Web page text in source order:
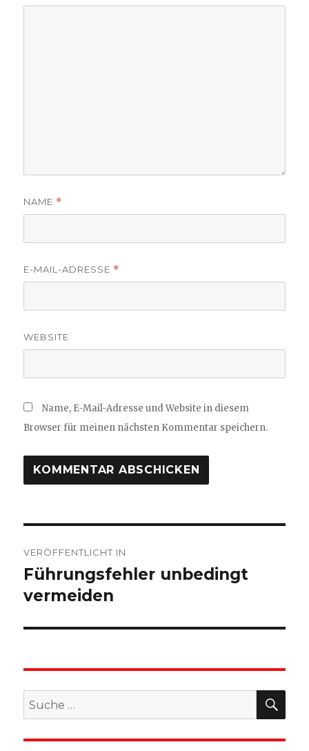
NAME *
E-MAIL-ADRESSE *
WEBSITE
Name, E-Mail-Adresse und Website in diesem
Browser für meinen nächsten Kommentar speichern.
VERÖFFENTLICHT IN
Führungsfehler unbedingt
vermeiden
Suche
nach: